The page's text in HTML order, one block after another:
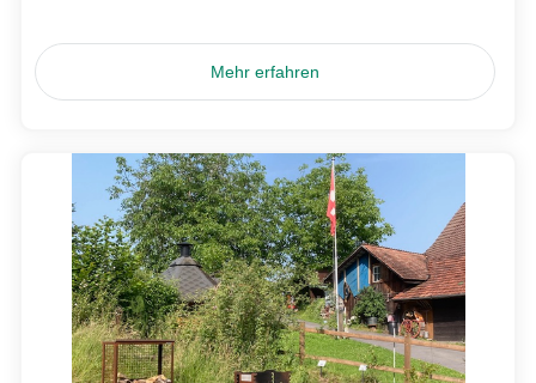
Mehr erfahren